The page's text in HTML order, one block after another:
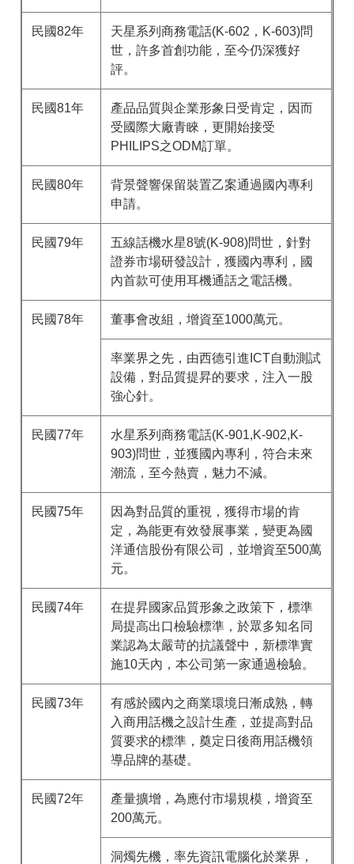
民國82年
天星系列商務電話(K-602，K-603)問
世，許多首創功能，至今仍深獲好
評。
民國81年
產品品質與企業形象日受肯定，因而
受國際大廠青睞，更開始接受
PHILIPS之ODM訂單。
民國80年
背景聲響保留裝置乙案通過國內專利
申請。
民國79年
五線話機水星8號(K-908)問世，針對
證券市場研發設計，獲國內專利，國
內首款可使用耳機通話之電話機。
民國78年 董事會改組，增資至1000萬元。
率業界之先，由西德引進ICT自動測試
設備，對品質提昇的要求，注入一股
強心針。
民國77年
水星系列商務電話(K-901,K-902,K-
903)問世，並獲國內專利，符合未來
潮流，至今熱賣，魅力不減。
民國75年
因為對品質的重視，獲得市場的肯
定，為能更有效發展事業，變更為國
洋通信股份有限公司，並增資至500萬
元。
民國74年
在提昇國家品質形象之政策下，標準
局提高出口檢驗標準，於眾多知名同
業認為太嚴苛的抗議聲中，新標準實
施10天內，本公司第一家通過檢驗。
民國73年
有感於國內之商業環境日漸成熟，轉
入商用話機之設計生產，並提高對品
質要求的標準，奠定日後商用話機領
導品牌的基礎。
民國72年
產量擴增，為應付市場規模，增資至
200萬元。
洞燭先機，率先資訊電腦化於業界，